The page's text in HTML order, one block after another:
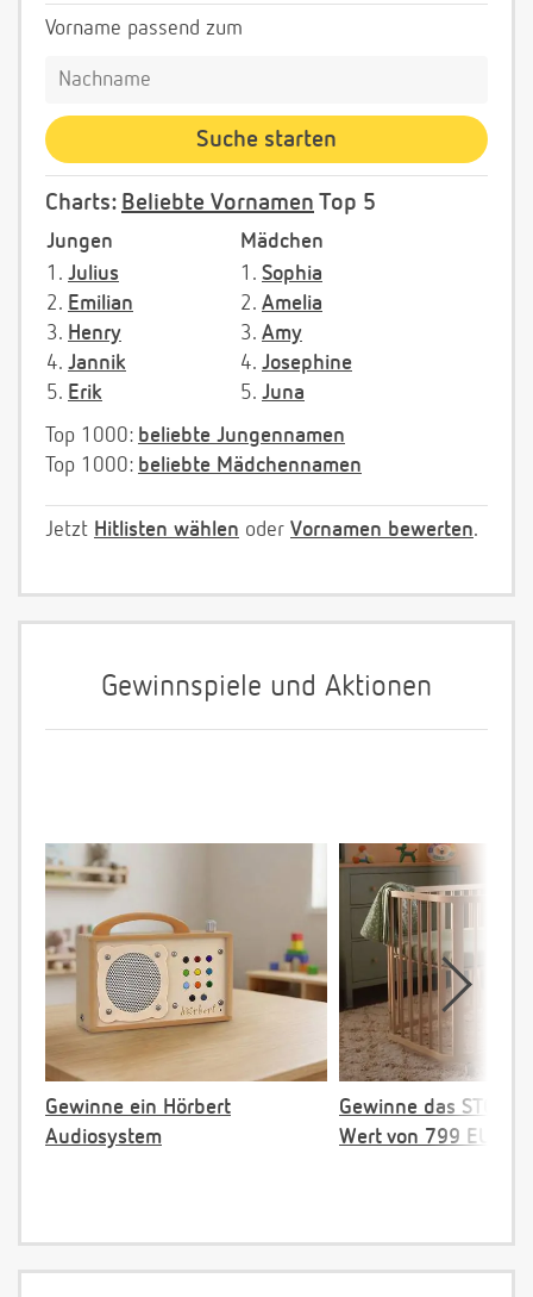
Vorname passend zum
Charts: Beliebte Vornamen Top 5
Jungen
Mädchen
1. Julius
2. Emilian
3. Henry
4. Jannik
5. Erik
1. Sophia
2. Amelia
3. Amy
4. Josephine
5. Juna
Top 1000: beliebte Jungennamen
Top 1000: beliebte Mädchennamen
Jetzt Hitlisten wählen oder Vornamen bewerten.
Gewinnspiele und Aktionen
Gewinne ein Hörbert
Audiosystem
Gewinne das
Wert von 799 EUR